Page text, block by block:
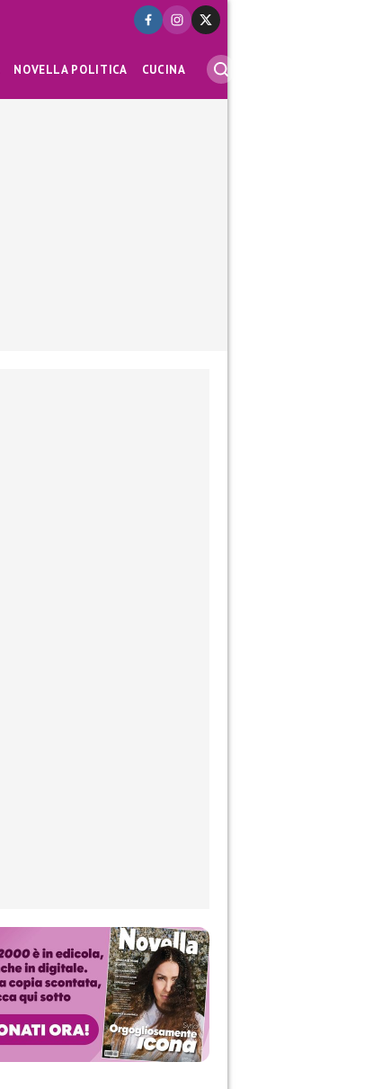
NOVELLA POLITICA CUCINA